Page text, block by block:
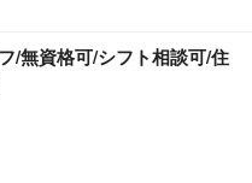
/無資格可/シフト相談可/住